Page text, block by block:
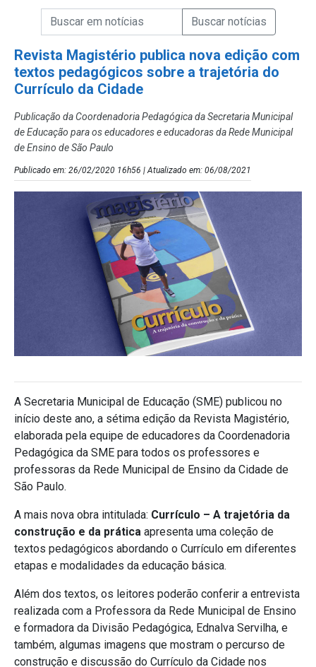
Campo de Busca de Notícias
Campo de Busca de informaçõesEnviar a Busca de Notícias
Revista Magistério publica nova edição com
textos pedagógicos sobre a trajetória do
Currículo da Cidade
Publicação da Coordenadoria Pedagógica da Secretaria Municipal
de Educação para os educadores e educadoras da Rede Municipal
de Ensino de São Paulo
Publicado em: 26/02/2020 16h56 | Atualizado em: 06/08/2021
A Secretaria Municipal de Educação (SME) publicou no
início deste ano, a sétima edição da Revista Magistério,
elaborada pela equipe de educadores da Coordenadoria
Pedagógica da SME para todos os professores e
professoras da Rede Municipal de Ensino da Cidade de
São Paulo.
A mais nova obra intitulada: Currículo – A trajetória da
construção e da prática apresenta uma coleção de
textos pedagógicos abordando o Currículo em diferentes
etapas e modalidades da educação básica.
Além dos textos, os leitores poderão conferir a entrevista
realizada com a Professora da Rede Municipal de Ensino
e formadora da Divisão Pedagógica, Ednalva Servilha, e
também, algumas imagens que mostram o percurso de
construção e discussão do Currículo da Cidade nos